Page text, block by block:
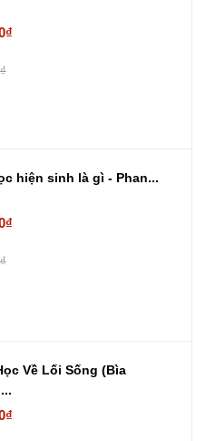
hiện sinh là gì - Phan...
Về Lối Sống (Bìa